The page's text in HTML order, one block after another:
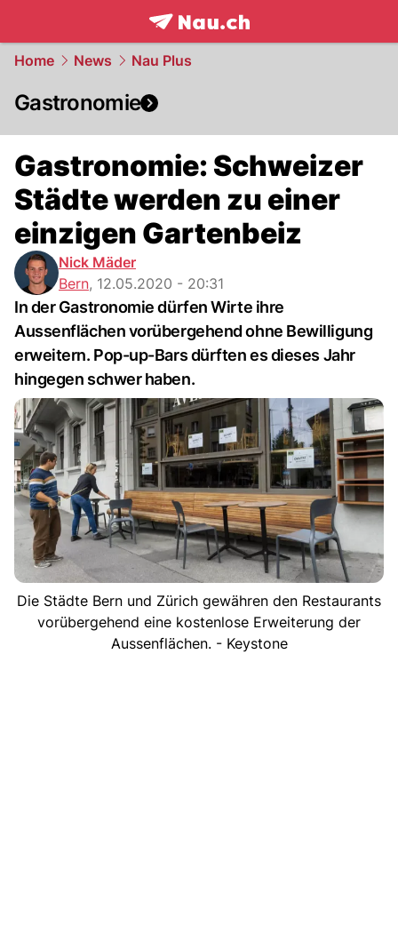
frontpage.NAU.ch
Home News Nau Plus
Gastronomie
Gastronomie: Schweizer
Städte werden zu einer
einzigen Gartenbeiz
Nick Mäder
Bern, 12.05.2020 - 20:31
In der Gastronomie dürfen Wirte ihre
Aussenflächen vorübergehend ohne Bewilligung
erweitern. Pop-up-Bars dürften es dieses Jahr
hingegen schwer haben.
Die Städte Bern und Zürich gewähren den Restaurants
vorübergehend eine kostenlose Erweiterung der
Aussenflächen. - Keystone